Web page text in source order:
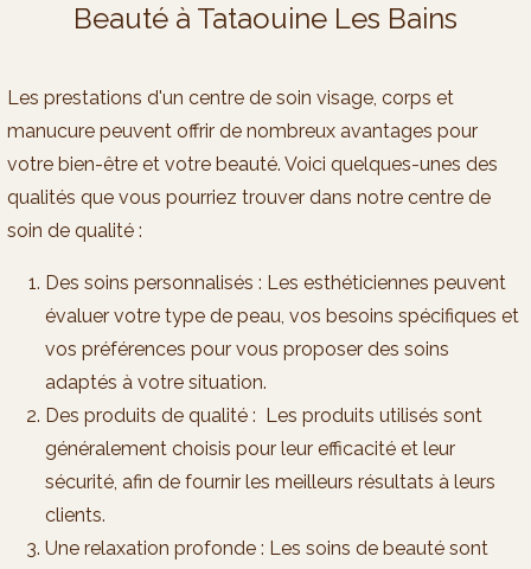
Beauté à Tataouine Les Bains
Les prestations d'un centre de soin visage, corps et
manucure peuvent offrir de nombreux avantages pour
votre bien-être et votre beauté. Voici quelques-unes des
qualités que vous pourriez trouver dans notre centre de
soin de qualité :
Des soins personnalisés : Les esthéticiennes peuvent
évaluer votre type de peau, vos besoins spécifiques et
vos préférences pour vous proposer des soins
adaptés à votre situation.
Des produits de qualité : Les produits utilisés sont
généralement choisis pour leur efficacité et leur
sécurité, afin de fournir les meilleurs résultats à leurs
clients.
Une relaxation profonde : Les soins de beauté sont